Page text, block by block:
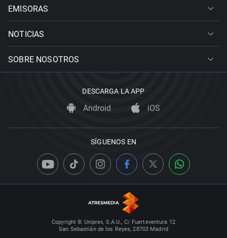
EMISORAS
NOTICIAS
SOBRE NOSOTROS
DESCARGA LA APP
Android iOS
SÍGUENOS EN
Copyright © Uniprex, S.A.U., C/ Fuerteventura 12
San Sebastián de los Reyes, 28703 Madrid